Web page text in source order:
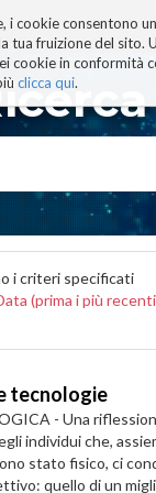
i cookie consentono
tua fruizione del sito.
cookie in conformità
clicca qui.
ai
contenuti.
|
alla
navigazione
i criteri specificati
(prima i più
tecnologie
- Una
individui che,
stato fisico, ci
quello di un